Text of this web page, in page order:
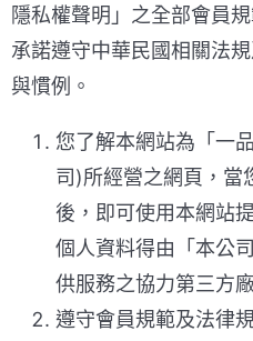
隱私權聲明」之全部會員
承諾遵守中華民國相關法
與慣例。
您了解本網站為「一
司)所經營之網頁，當
後，即可使用本網站
個人資料得由「本公
供服務之協力第三方
遵守會員規範及法律